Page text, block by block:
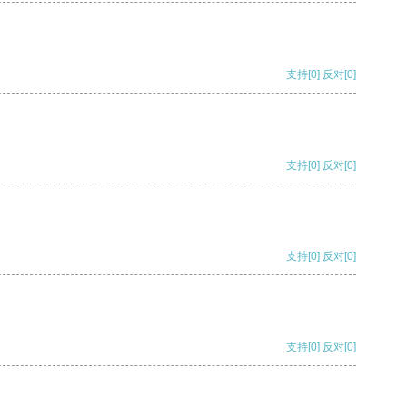
支持[0] 反对[0]
支持[0] 反对[0]
支持[0] 反对[0]
支持[0] 反对[0]